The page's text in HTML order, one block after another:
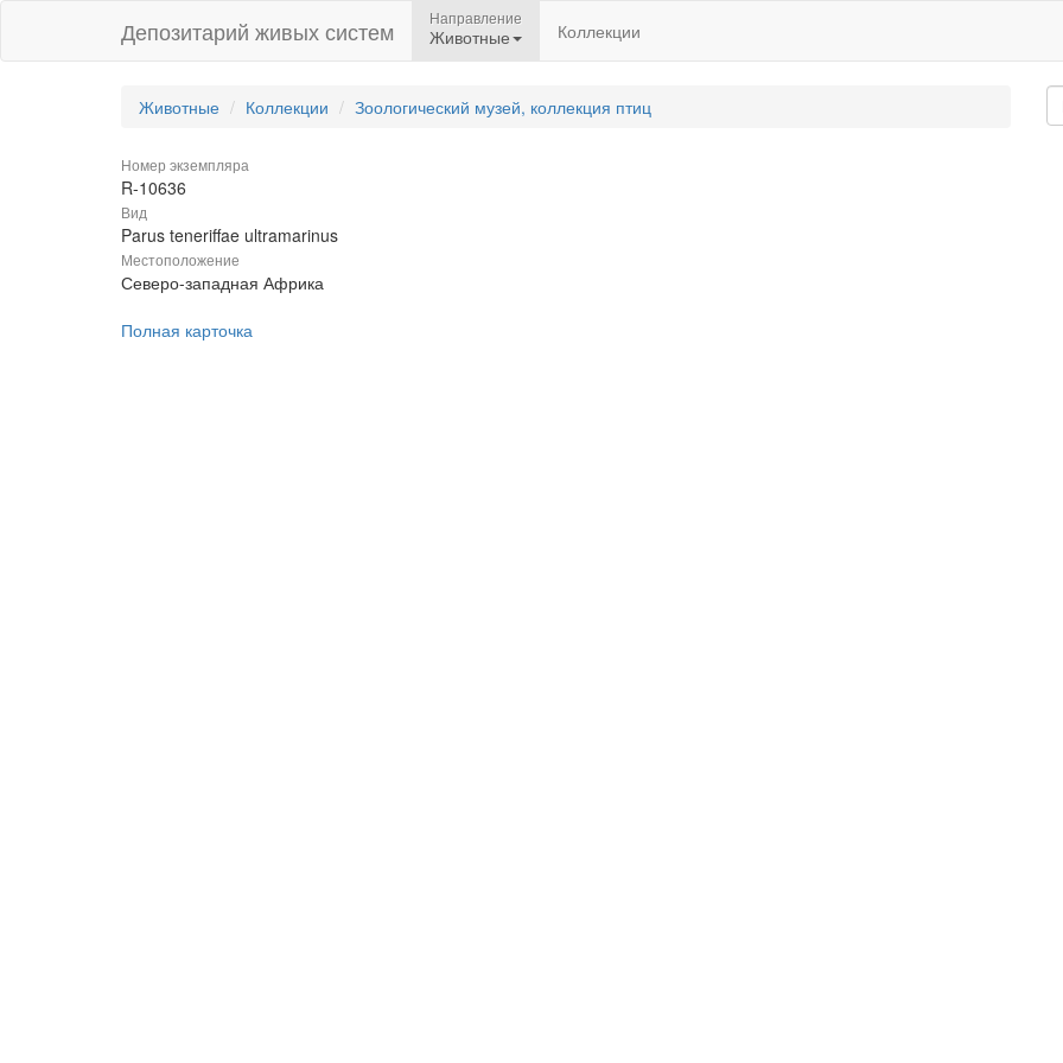
Депозитарий живых систем Направление
Животные Коллекции
Животные Коллекции Зоологический музей, коллекция птиц
Номер экземпляра
R-10636
Вид
Parus teneriffae ultramarinus
Местоположение
Северо-западная Африка
Полная карточка